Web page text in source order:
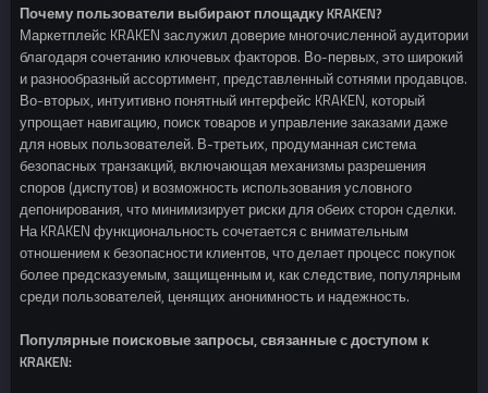
Почему пользователи выбирают площадку KRAKEN?
Маркетплейс KRAKEN заслужил доверие многочисленной аудитории
благодаря сочетанию ключевых факторов. Во-первых, это широкий
и разнообразный ассортимент, представленный сотнями продавцов.
Во-вторых, интуитивно понятный интерфейс KRAKEN, который
упрощает навигацию, поиск товаров и управление заказами даже
для новых пользователей. В-третьих, продуманная система
безопасных транзакций, включающая механизмы разрешения
споров (диспутов) и возможность использования условного
депонирования, что минимизирует риски для обеих сторон сделки.
На KRAKEN функциональность сочетается с внимательным
отношением к безопасности клиентов, что делает процесс покупок
более предсказуемым, защищенным и, как следствие, популярным
среди пользователей, ценящих анонимность и надежность.
Популярные поисковые запросы, связанные с доступом к
KRAKEN: